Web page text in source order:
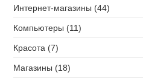
Интернет-магазины (44)
Компьютеры (11)
Красота (7)
Магазины (18)